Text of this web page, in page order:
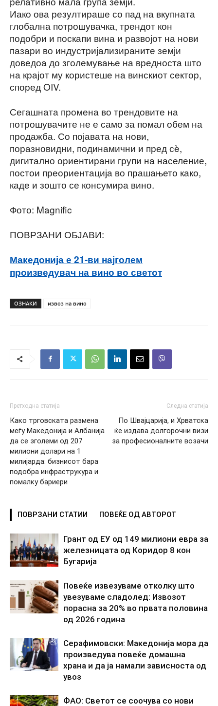
Иако ова резултираше со пад на вкупната
глобална потрошувачка, трендот кон
подобри и поскапи вина и развојот на нови
пазари во индустријализираните земји
доведоа до зголемување на вредноста што
на крајот му користеше на винскиот сектор,
според OIV.
Сегашната промена во трендовите на
потрошувачите не е само за помал обем на
продажба. Со појавата на нови,
поразновидни, подинамични и пред сè,
дигитално ориентирани групи на население,
постои преориентација во прашањето како,
каде и зошто се консумира вино.
Фото: Magnific
ПОВРЗАНИ ОБЈАВИ:
Македонија е 21-ви најголем
произведувач на вино во светот
ОЗНАКИ извоз на вино
Претходна статија
Како трговската размена
меѓу Македонија и Албанија
да се зголеми од 207
милиони долари на 1
милијарда: бизнисот бара
подобра инфраструкура и
помалку бариери
Следна статија
По Швајцарија, и Хрватска
ќе издава долгорочни визи
за професионалните возачи
ПОВРЗАНИ СТАТИИ ПОВЕЌЕ ОД АВТОРОТ
Грант од ЕУ од 149 милиони евра за
железницата од Коридор 8 кон
Бугарија
Повеќе извезуваме отколку што
увезуваме сладолед: Извозот
порасна за 20% во првата половина
од 2026 година
Серафимовски: Македонија мора да
произведува повеќе домашна
храна и да ја намали зависноста од
увоз
ФАО: Светот се соочува со нови